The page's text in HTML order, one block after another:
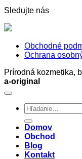
Sledujte nás
Obchodné
Ochrana
Prírodná kozmetika,
a-original
Hľadať:
Domov
Obchod
Blog
Kontakt